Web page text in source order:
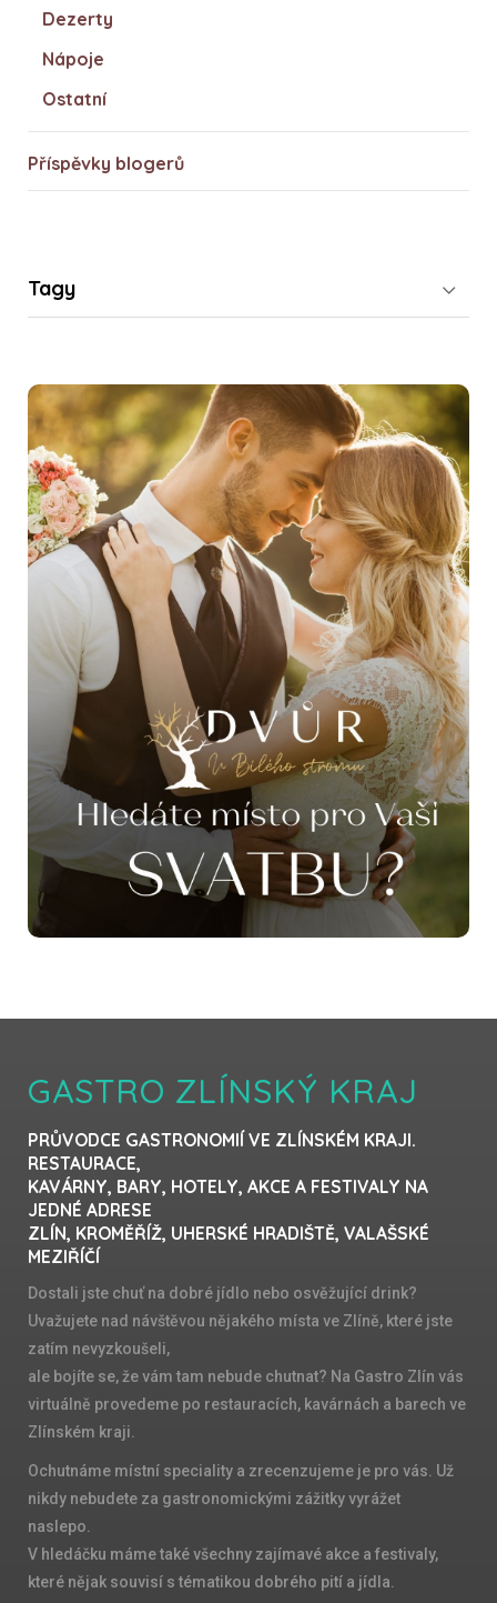
Dezerty
Nápoje
Ostatní
Příspěvky blogerů
Tagy
GASTRO ZLÍNSKÝ KRAJ
PRŮVODCE GASTRONOMIÍ VE ZLÍNSKÉM KRAJI.
RESTAURACE,
KAVÁRNY, BARY, HOTELY, AKCE A FESTIVALY NA
JEDNÉ ADRESE
ZLÍN, KROMĚŘÍŽ, UHERSKÉ HRADIŠTĚ, VALAŠSKÉ
MEZIŘÍČÍ
Dostali jste chuť na dobré jídlo nebo osvěžující drink?
Uvažujete nad návštěvou nějakého místa ve Zlíně, které jste
zatím nevyzkoušeli,
ale bojíte se, že vám tam nebude chutnat? Na Gastro Zlín vás
virtuálně provedeme po restauracích, kavárnách a barech ve
Zlínském kraji.
Ochutnáme místní speciality a zrecenzujeme je pro vás. Už
nikdy nebudete za gastronomickými zážitky vyrážet
naslepo.
V hledáčku máme také všechny zajímavé akce a festivaly,
které nějak souvisí s tématikou dobrého pití a jídla.